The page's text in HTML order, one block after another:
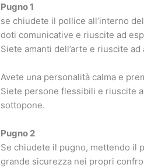
Pugno 1
se chiudete il pollice all’interno
doti comunicative e riuscite ad
Siete amanti dell’arte e riuscite
Avete una personalità calma e
Siete persone flessibili e riuscite
sottopone.
Pugno 2
Se chiudete il pugno, mettendo il
grande sicurezza nei propri